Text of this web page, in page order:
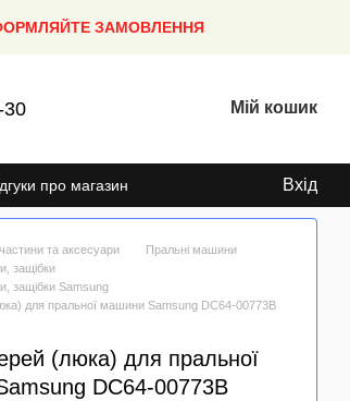
ЗАМОВЛЕННЯ
30 Мій кошик
про магазин Вхід
та аксесуари
Пральні машини
защібки
защібки Samsung
для пральної машини Samsung DC64-00773B
(люка) для пральної
DC64-00773B